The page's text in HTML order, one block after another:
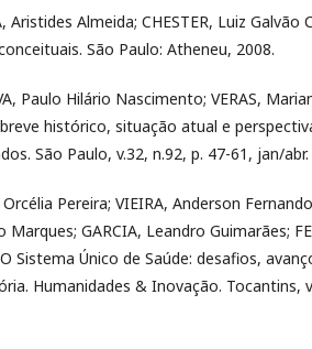
Aristides Almeida; CHESTER, Luiz Galvão
São Paulo: Atheneu, 2008.
Paulo Hilário Nascimento; VERAS,
histórico, situação atual e
São Paulo, v.32, n.92, p. 47-61, jan/abr.
Orcélia Pereira; VIEIRA, Anderson
Marques; GARCIA, Leandro Guimarães;
Sistema Único de Saúde: desafios,
Humanidades & Inovação. Tocantins,